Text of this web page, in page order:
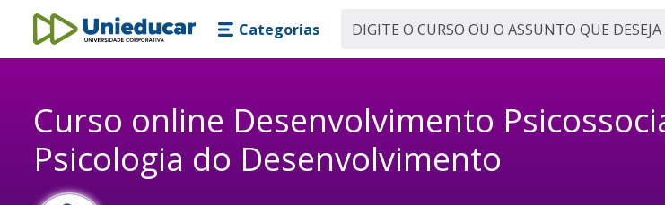
Skip main navigation
Skip to main content
Unieducar
Categorias
Curso online Desenvolvimento
Psicologia do Desenvolvimento